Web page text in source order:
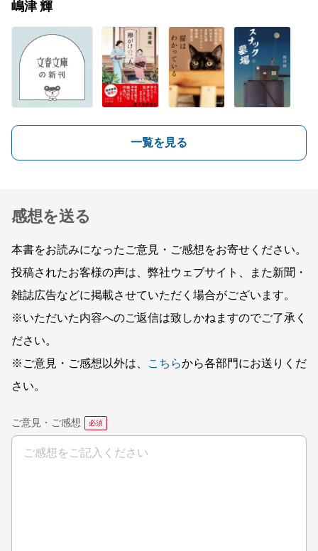
嶋津 輝
一覧を見る
感想を送る
本書をお読みになったご意見・ご感想をお寄せください。
投稿されたお客様の声は、弊社ウェブサイト、また新聞・
雑誌広告などに掲載させていただく場合がございます。
※いただいた内容へのご返信は致しかねますのでご了承く
ださい。
※ご意見・ご感想以外は、
こちらから各部門にお送りくだ
さい。
ご意見・ご感想